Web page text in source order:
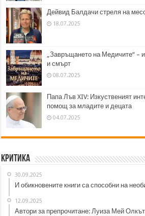
Дейвид Балдачи стреля на
18.07.2025
„Завръщането на Медичите“ –
и смърт
08.07.2025
Папа Лъв XIV: Изкуственият
помощ за младите и децата
04.07.2025
Критика
30.09.2025
И обикновените книги са способни на
12.09.2025
Автори за препрочитане: Луиза Мей Олкът